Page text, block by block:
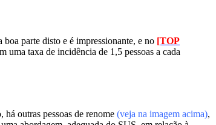
parte disto e é impressionante, e no [TOP
uma taxa de incidência de 1,5 pessoas a cada
outras pessoas de renome (veja na imagem acima),